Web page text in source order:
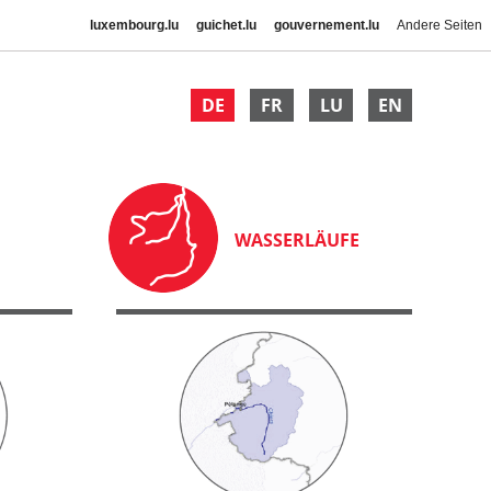
luxembourg.lu guichet.lu gouvernement.lu Andere Seiten
DE FR LU EN
WASSERLÄUFE